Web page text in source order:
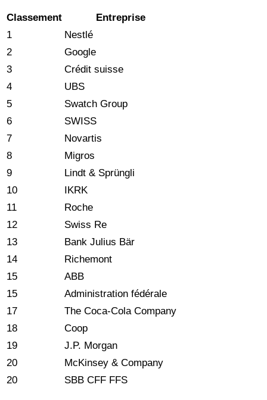
Classement
Entreprise
1
Nestlé
2
Google
3
Crédit suisse
4
UBS
5
Swatch Group
6
SWISS
7
Novartis
8
Migros
9
Lindt & Sprüngli
10
IKRK
11
Roche
12
Swiss Re
13
Bank Julius Bär
14
Richemont
15
ABB
15
Administration fédérale
17
The Coca-Cola Company
18
Coop
19
J.P. Morgan
20
McKinsey & Company
20
SBB CFF FFS